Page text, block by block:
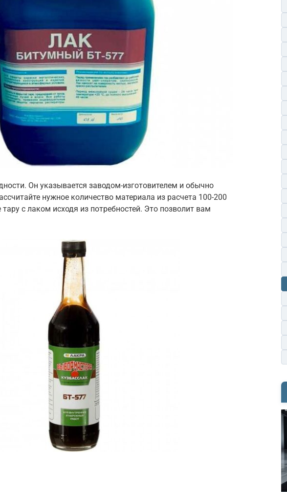
Он указывается заводом-изготовителем и обычно
нужное количество материала из расчета 100-200
с лаком исходя из потребностей. Это позволит вам